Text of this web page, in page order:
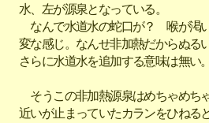
水、左が源泉となっている。
なんで水道水の蛇口が？ 喉が渇
変な感じ。なんせ非加熱だからぬる
さらに水道水を追加する意味は無い。
そうこの非加熱源泉はめちゃめち
近いが止まっていたカランをひねる